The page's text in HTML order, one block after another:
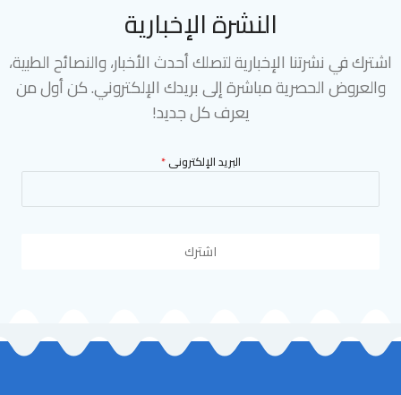
النشرة الإخبارية
اشترك في نشرتنا الإخبارية لتصلك أحدث الأخبار، والنصائح الطبية،
والعروض الحصرية مباشرة إلى بريدك الإلكتروني. كن أول من
يعرف كل جديد!
البريد الإلكترونى*
اشترك